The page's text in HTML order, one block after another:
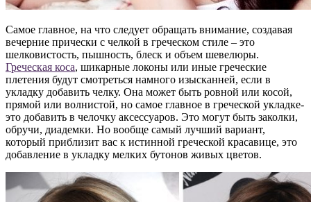
Самое главное, на что следует обращать внимание, создавая
вечерние прически с челкой в греческом стиле – это
шелковистость, пышность, блеск и объем шевелюры.
Греческая коса, шикарные локоны или иные греческие
плетения будут смотреться намного изысканней, если в
укладку добавить челку. Она может быть ровной или косой,
прямой или волнистой, но самое главное в греческой укладке-
это добавить в челочку аксессуаров. Это могут быть заколки,
обручи, диадемки. Но вообще самый лучший вариант,
который приблизит вас к истинной греческой красавице, это
добавление в укладку мелких бутонов живых цветов.